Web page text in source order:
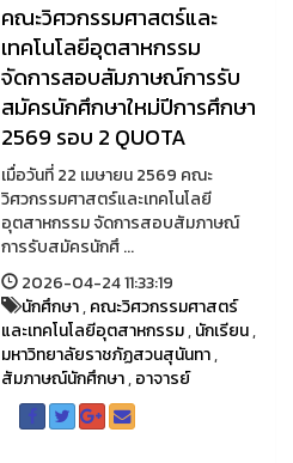
คณะวิศวกรรมศาสตร์และ
เทคโนโลยีอุตสาหกรรม
จัดการสอบสัมภาษณ์การรับ
สมัครนักศึกษาใหม่ปีการศึกษา
2569 รอบ 2 QUOTA
เมื่อวันที่ 22 เมษายน 2569 คณะ
วิศวกรรมศาสตร์และเทคโนโลยี
อุตสาหกรรม จัดการสอบสัมภาษณ์
การรับสมัครนักศึ ...
2026-04-24 11:33:19
นักศึกษา,คณะวิศวกรรมศาสตร์
และเทคโนโลยีอุตสาหกรรม,นักเรียน,
มหาวิทยาลัยราชภัฏสวนสุนันทา,
สัมภาษณ์นักศึกษา,อาจารย์